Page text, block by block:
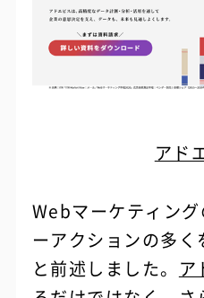
アド
Webマーケティン
ーアクションの多く
と前述しました。 ア